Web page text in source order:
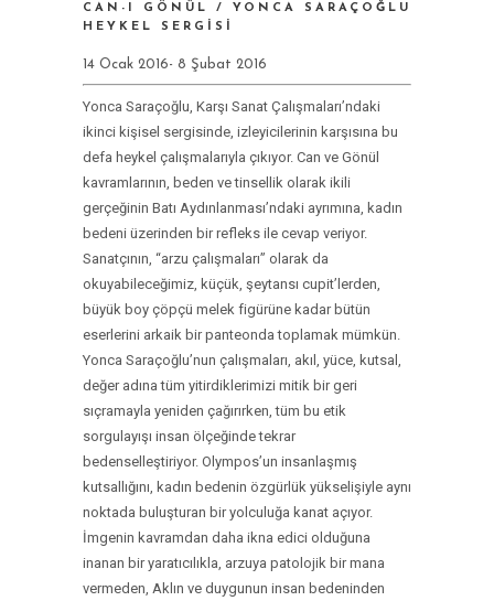
CAN-I GÖNÜL / YONCA SARAÇOĞLU
HEYKEL SERGISI
14 Ocak 2016- 8 Şubat 2016
Yonca Saraçoğlu, Karşı Sanat Çalışmaları’ndaki
ikinci kişisel sergisinde, izleyicilerinin karşısına bu
defa heykel çalışmalarıyla çıkıyor. Can ve Gönül
kavramlarının, beden ve tinsellik olarak ikili
gerçeğinin Batı Aydınlanması’ndaki ayrımına, kadın
bedeni üzerinden bir refleks ile cevap veriyor.
Sanatçının, “arzu çalışmaları” olarak da
okuyabileceğimiz, küçük, şeytansı cupit’lerden,
büyük boy çöpçü melek figürüne kadar bütün
eserlerini arkaik bir panteonda toplamak mümkün.
Yonca Saraçoğlu’nun çalışmaları, akıl, yüce, kutsal,
değer adına tüm yitirdiklerimizi mitik bir geri
sıçramayla yeniden çağırırken, tüm bu etik
sorgulayışı insan ölçeğinde tekrar
bedenselleştiriyor. Olympos’un insanlaşmış
kutsallığını, kadın bedenin özgürlük yükselişiyle aynı
noktada buluşturan bir yolculuğa kanat açıyor.
İmgenin kavramdan daha ikna edici olduğuna
inanan bir yaratıcılıkla, arzuya patolojik bir mana
vermeden, Aklın ve duygunun insan bedeninden